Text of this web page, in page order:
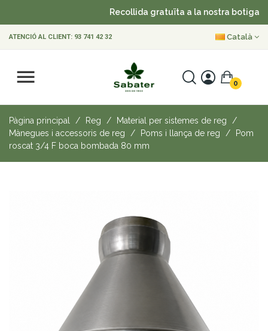
Recollida gratuïta a la nostra botiga
ATENCIÓ AL CLIENT: 93 741 42 32 Català
0
Pàgina principal Reg
Material per sistemes de reg
Mànegues i accessoris de reg
Poms i llança de reg
Pom
roscat 3/4 F boca bombada 80 mm